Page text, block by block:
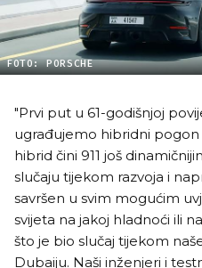
FOTO: PORSCHE
"Prvi put u 61-godišnjoj
ugrađujemo hibridni pogon
hibrid čini 911 još
slučaju tijekom razvoja i
savršen u svim mogućim
svijeta na jakoj hladnoći ili
što je bio slučaj tijekom
Dubaiju. Naši inženjeri i